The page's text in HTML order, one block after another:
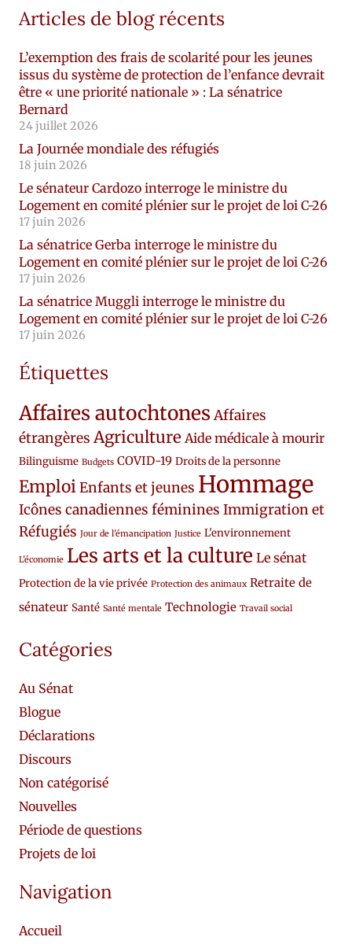
Articles de blog récents
L’exemption des frais de scolarité pour les jeunes
issus du système de protection de l’enfance devrait
être « une priorité nationale » : La sénatrice
Bernard
24 juillet 2026
La Journée mondiale des réfugiés
18 juin 2026
Le sénateur Cardozo interroge le ministre du
Logement en comité plénier sur le projet de loi C-26
17 juin 2026
La sénatrice Gerba interroge le ministre du
Logement en comité plénier sur le projet de loi C-26
17 juin 2026
La sénatrice Muggli interroge le ministre du
Logement en comité plénier sur le projet de loi C-26
17 juin 2026
Étiquettes
Affaires autochtones Affaires
étrangères Agriculture Aide médicale à mourir
Bilinguisme Budgets COVID-19 Droits de la personne
EmploiEnfants et jeunes Hommage
Icônes canadiennes féminines Immigration et
Réfugiés Jour de l'émancipation Justice L'environnement
L'économie Les arts et la culture Le sénat
Protection de la vie privée Protection des animaux Retraite de
sénateur Santé Santé mentale Technologie Travail social
Catégories
Au Sénat
Blogue
Déclarations
Discours
Non catégorisé
Nouvelles
Période de questions
Projets de loi
Navigation
Accueil